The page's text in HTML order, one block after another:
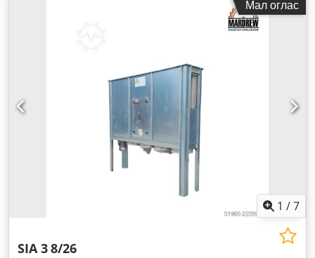
Мал оглас
1 /7
SIA 38/26